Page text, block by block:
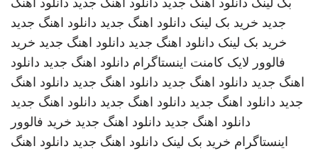
بک لینک دانلود اهنگ جدید دانلود اهنگ جدید دانلود اهنگ
جدید خرید بک لینک دانلود اهنگ جدید دانلود اهنگ جدید
خرید بک لینک دانلود اهنگ جدید دانلود اهنگ جدید خرید
فالوور لایک کامنت اینستاگرام دانلود اهنگ جدید دانلود
اهنگ جدید دانلود اهنگ جدید دانلود اهنگ جدید دانلود اهنگ
جدید دانلود اهنگ جدید دانلود اهنگ جدید دانلود اهنگ جدید
دانلود اهنگ جدید دانلود اهنگ جدید خرید فالوور
اینستاگرام خرید بک لینک دانلود اهنگ جدید دانلود اهنگ